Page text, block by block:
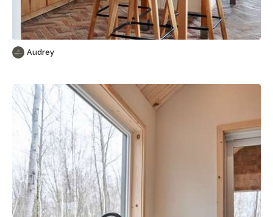
Sauvegarder
Audrey